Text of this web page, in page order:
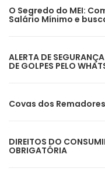
O Segredo do MEI:
Salário Mínimo e
ALERTA DE
DE GOLPES PELO
Covas dos
DIREITOS DO
OBRIGATÓRIA